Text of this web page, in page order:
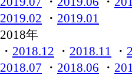
2019.02 ・ 2019.01
2018年
・ 2018.12 ・ 2018.11 ・
2018.07 ・ 2018.06 ・